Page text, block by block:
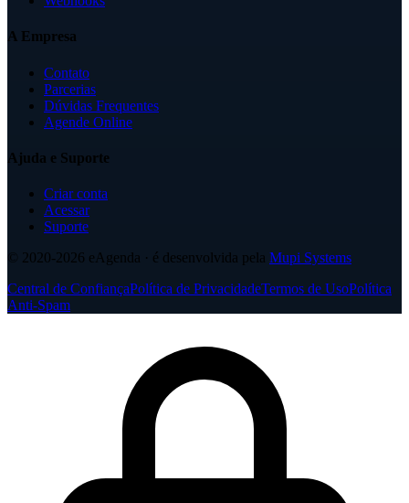
A Empresa
Contato
Parcerias
Dúvidas Frequentes
Agende Online
Ajuda e Suporte
Criar conta
Acessar
Suporte
© 2020-2026 eAgenda · é desenvolvida pela Mupi Systems
Central de ConfiançaPolítica de PrivacidadeTermos de UsoPolítica
Anti-Spam